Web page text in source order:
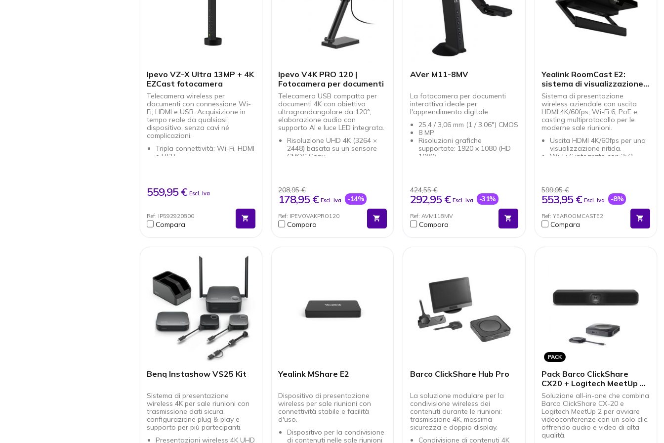
Ipevo VZ-X Ultra 13MP + 4K
EZCast fotocamera
Telecamera wireless per
documenti con connessione Wi-
Fi, HDMI e USB. Acquisizione in
tempo reale da qualsiasi
dispositivo, senza cavi né
complicazioni.
Tripla connettività: Wi-Fi, HDMI
e USB.
Compatibile con Visualizer,
EyeStage e Whiteboard.
Trasmissione in tempo reale
senza bisogno di PC.
rotazione, esposizione e filtri
559,95 € Escl. Iva
Ref: IP592920800
Compara
Ipevo V4K PRO 120 |
Fotocamera per documenti
Telecamera USB compatta per
documenti 4K con obiettivo
ultragrandangolare da 120°,
elaborazione audio con
supporto AI e luce LED integrata.
Risoluzione UHD 4K (3264 ×
2448) basata su un sensore
CMOS Sony
Autofocus veloce - per
presentazioni fluide
Microfono per la riduzione del
parlare in modo chiaro
nonostante il rumore
208,95 €
178,95 € Escl. Iva -14%
Ref: IPEVOVAKPRO120
Compara
AVer M11-8MV
La fotocamera per documenti
interattiva ideale per
l'apprendimento digitale
25,4 / 3,06 mm (1 / 3.06") CMOS
8 MP
Risoluzioni grafiche
supportate: 1920 x 1080 (HD
1080)
296,1 mm
Colore: Nero
424,55 €
292,95 € Escl. Iva -31%
Ref: AVM118MV
Compara
Yealink RoomCast E2:
sistema di visualizzazione
wireless
Sistema di presentazione
wireless aziendale con uscita
HDMI 4K/60fps, Wi-Fi 6, PoE e
casting multiprotocollo per le
moderne sale riunioni.
Uscita HDMI 4K/60fps per una
visualizzazione nitida.
Wi-Fi 6 integrato con 2×2
Pod.
Alimentazione PoE o a 12 V
per installazioni flessibili.
condivisi simultaneamente.
Gestione remota tramite le
599,95 €
553,95 € Escl. Iva -8%
Ref: YEAROOMCASTE2
Compara
Benq Instashow VS25 Kit
Sistema di presentazione
wireless 4K per sale riunioni con
trasmissione dati sicura,
configurazione plug & play e
supporto per più partecipanti.
Presentazioni wireless 4K UHD
Yealink MShare E2
Dispositivo di presentazione
wireless per sale riunioni con
connettività stabile e facilità
d'uso.
Dispositivo per la condivisione
di contenuti nelle sale riunioni
Barco ClickShare Hub Pro
La soluzione modulare per la
condivisione wireless dei
contenuti durante le riunioni:
trasmissione 4K, massima
sicurezza e doppio display.
Condivisione di contenuti 4K
PACK
Pack Barco ClickShare
CX20 + Logitech MeetUp 2
per videoconferenze
wireless
Soluzione all-in-one che combina
Barco ClickShare CX-20 e
Logitech MeetUp 2 per avviare
videoconferenze con un solo clic,
offrendo audio e video di alta
qualità.